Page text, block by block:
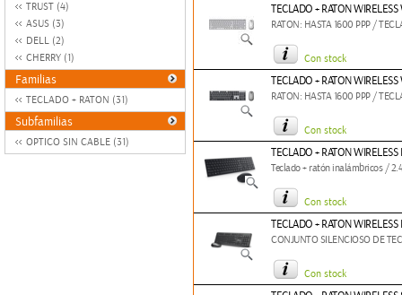
TRUST (4)
ASUS (3)
DELL (2)
CHERRY (1)
Familias
TECLADO + RATON (31)
Subfamilias
OPTICO SIN CABLE (31)
TECLADO + RATON
RATON: HASTA 1600 PPP /
Con stock
TECLADO + RATON
RATON: HASTA 1600 PPP /
Con stock
TECLADO + RATON
Teclado + ratón inalámbricos /
Con stock
TECLADO + RATON
CONJUNTO SILENCIOSO DE
Con stock